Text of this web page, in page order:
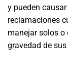
y pueden
reclamaciones
manejar solos o
gravedad de